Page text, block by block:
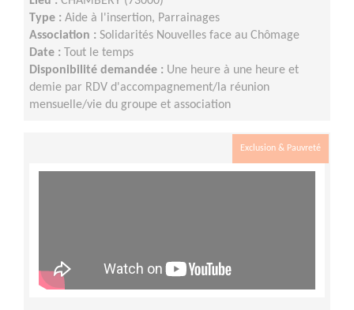
Type : Aide à l'insertion, Parrainages
Association : Solidarités Nouvelles face au Chômage
Date :
Tout le temps
Disponibilité demandée : Une heure à une heure et
demie par RDV d'accompagnement/la réunion
mensuelle/vie du groupe et association
Exclusion & Pauvreté